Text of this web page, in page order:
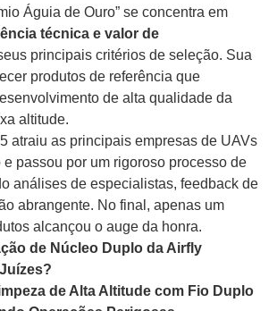
Águia de Ouro” se concentra em
técnica e valor de
principais critérios de seleção. Sua
produtos de referência que
de alta qualidade da
altitude.
atraiu as principais empresas de UAVs
passou por um rigoroso processo de
análises de especialistas, feedback de
abrangente. No final, apenas um
alcançou o auge da honra.
de Núcleo Duplo da Airfly
de Alta Altitude com Fio Duplo